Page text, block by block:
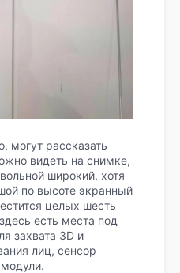
могут рассказать
видеть на снимке,
широкий, хотя
по высоте экранный
целых шесть
есть места под
захвата 3D и
лиц, сенсор